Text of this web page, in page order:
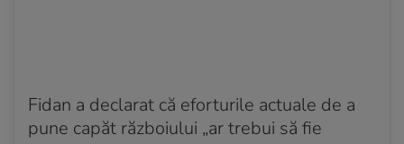
Fidan a declarat că eforturile actuale de a
pune capăt războiului „ar trebui să fie